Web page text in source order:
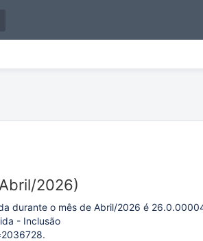
2026)
durante o mês de Abril/2026 é
- Inclusão